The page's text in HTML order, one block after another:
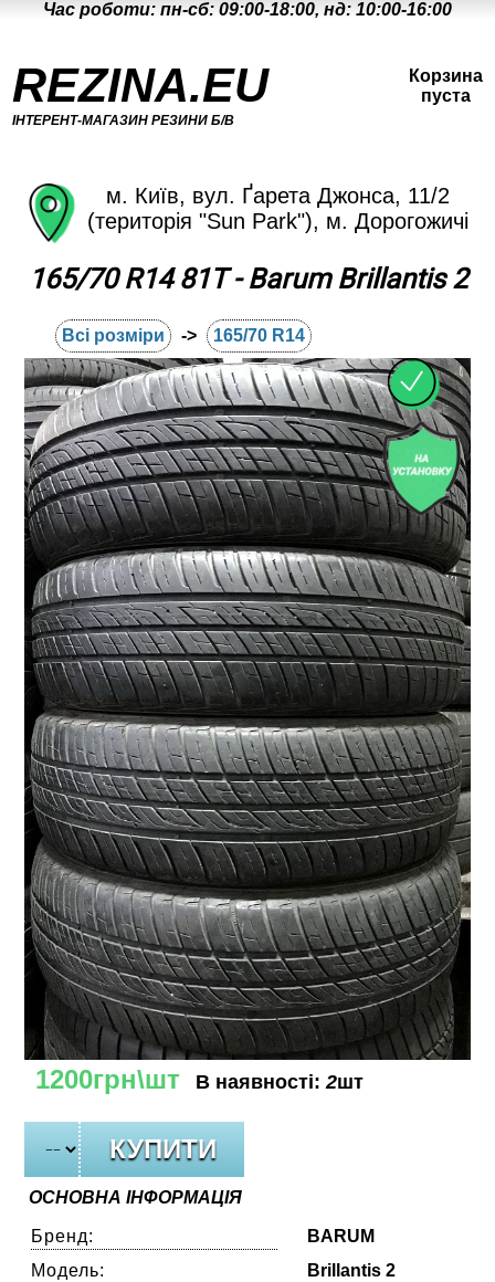
Час роботи: пн-сб: 09:00-18:00, нд: 10:00-16:00
REZINA.EU
ІНТЕРЕНТ-МАГАЗИН РЕЗИНИ Б/В
м. Київ, вул. Ґарета Джонса, 11/2
(територія "Sun Park"), м. Дорогожичі
Корзина
пуста
165/70 R14 81T - Barum Brillantis 2
Всі розміри -> 165/70 R14
1200грн\шт В наявності:2шт
ОСНОВНА ІНФОРМАЦІЯ
Бренд:
BARUM
Модель:
Brillantis 2